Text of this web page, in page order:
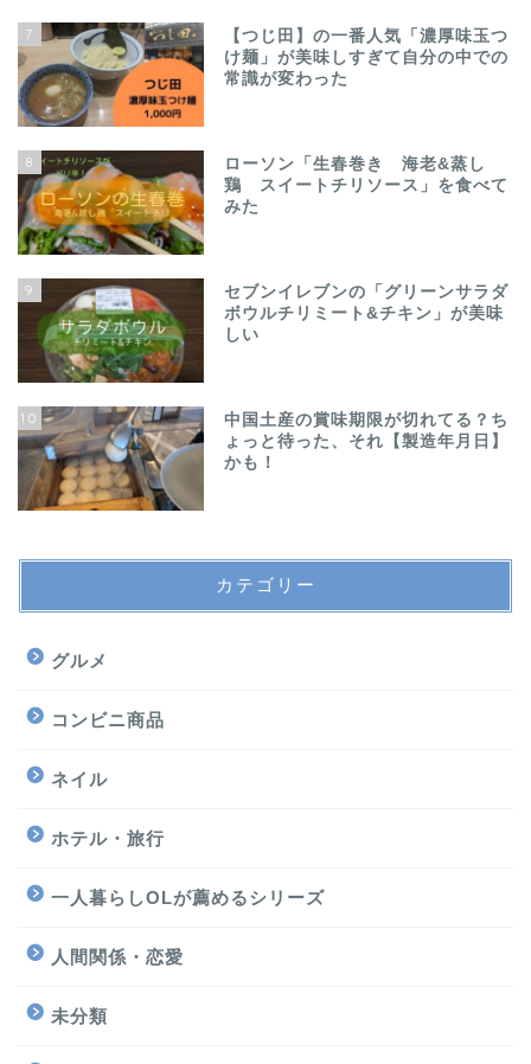
7
【つじ田】の一番人気「濃厚味玉つ
け麺」が美味しすぎて自分の中での
常識が変わった
8
ローソン「生春巻き 海老&蒸し
鶏 スイートチリソース」を食べて
みた
9
セブンイレブンの「グリーンサラダ
ボウルチリミート&チキン」が美味
しい
10
中国土産の賞味期限が切れてる？ち
ょっと待った、それ【製造年月日】
かも！
カテゴリー
グルメ
コンビニ商品
ネイル
ホテル・旅行
一人暮らしOLが薦めるシリーズ
人間関係・恋愛
未分類